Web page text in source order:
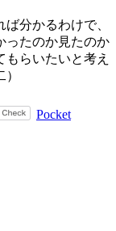
分かるわけで、
ったのか見たのか
らいたいと考え
Pocket